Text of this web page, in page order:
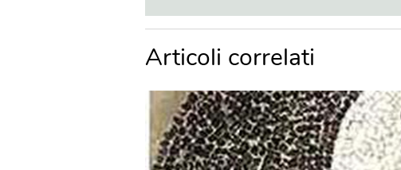
Articoli correlati